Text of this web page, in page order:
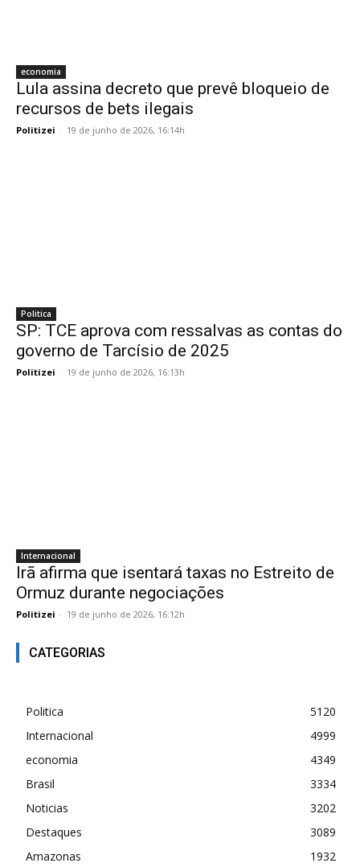
economia
Lula assina decreto que prevê bloqueio de
recursos de bets ilegais
Politizei - 19 de junho de 2026, 16:14h
Politica
SP: TCE aprova com ressalvas as contas do
governo de Tarcísio de 2025
Politizei - 19 de junho de 2026, 16:13h
Internacional
Irã afirma que isentará taxas no Estreito de
Ormuz durante negociações
Politizei - 19 de junho de 2026, 16:12h
CATEGORIAS
Politica
5120
Internacional
4999
economia
4349
Brasil
3334
Noticias
3202
Destaques
3089
Amazonas
1932